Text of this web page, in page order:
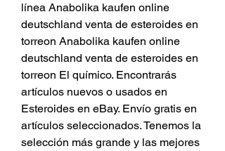
línea Anabolika kaufen online
deutschland venta de esteroides en
torreon Anabolika kaufen online
deutschland venta de esteroides en
torreon El químico. Encontrarás
artículos nuevos o usados en
Esteroides en eBay. Envío gratis en
artículos seleccionados. Tenemos la
selección más grande y las mejores